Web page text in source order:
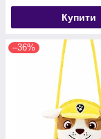
Купити
–36%